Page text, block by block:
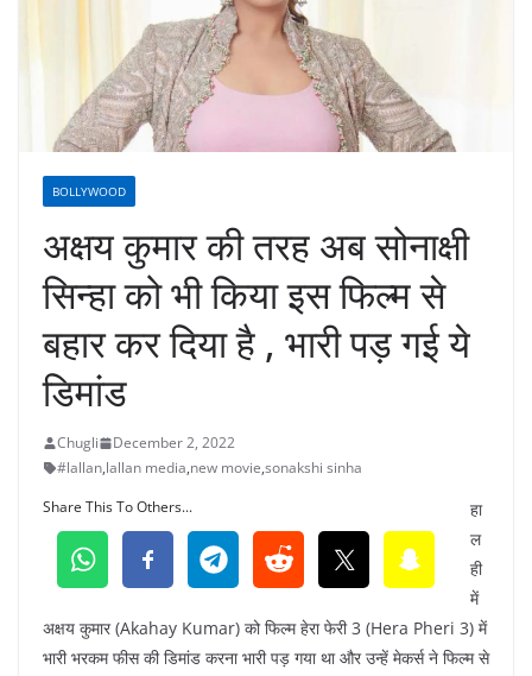
BOLLYWOOD
अक्षय कुमार की तरह अब सोनाक्षी
सिन्हा को भी किया इस फिल्म से
बहार कर दिया है , भारी पड़ गई ये
डिमांड
Chugli
December 2, 2022
#lallan,lallan media,new movie,sonakshi sinha
Share This To Others...
हा
ल
ही
में
अक्षय कुमार (Akahay Kumar) को फिल्म हेरा फेरी 3 (Hera Pheri 3) में
भारी भरकम फीस की डिमांड करना भारी पड़ गया था और उन्हें मेकर्स ने फिल्म से